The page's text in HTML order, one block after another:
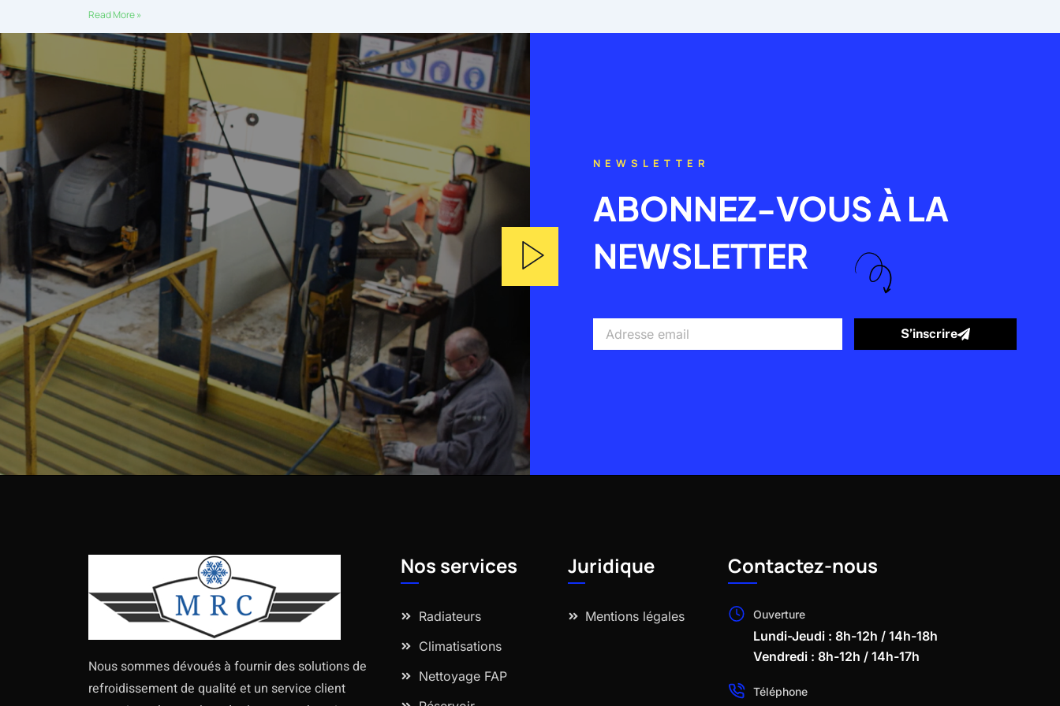
Read More »
NEWSLETTER
ABONNEZ-VOUS À LA
NEWSLETTER
email
S’inscrire
Nous sommes dévoués à fournir des solutions de
refroidissement de qualité et un service client
Nos services
Radiateurs
Climatisations
Nettoyage FAP
Juridique
Mentions légales
Contactez-nous
Ouverture
Lundi-Jeudi : 8h-12h / 14h-18h
Vendredi : 8h-12h / 14h-17h
Téléphone